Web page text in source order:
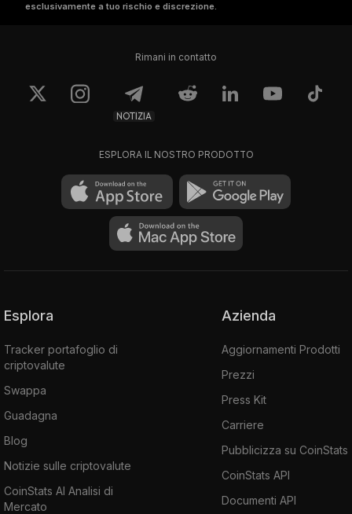
esclusivamente a tuo rischio e discrezione.
Rimani in contatto
NOTIZIA
ESPLORA IL NOSTRO PRODOTTO
Esplora
Tracker portafoglio di
criptovalute
Swappa
Guadagna
Blog
Notizie sulle criptovalute
CoinStats AI Analisi di
Mercato
Azienda
Aggiornamenti Prodotti
Prezzi
Press Kit
Carriere
Pubblicizza su CoinStats
CoinStats API
Documenti API